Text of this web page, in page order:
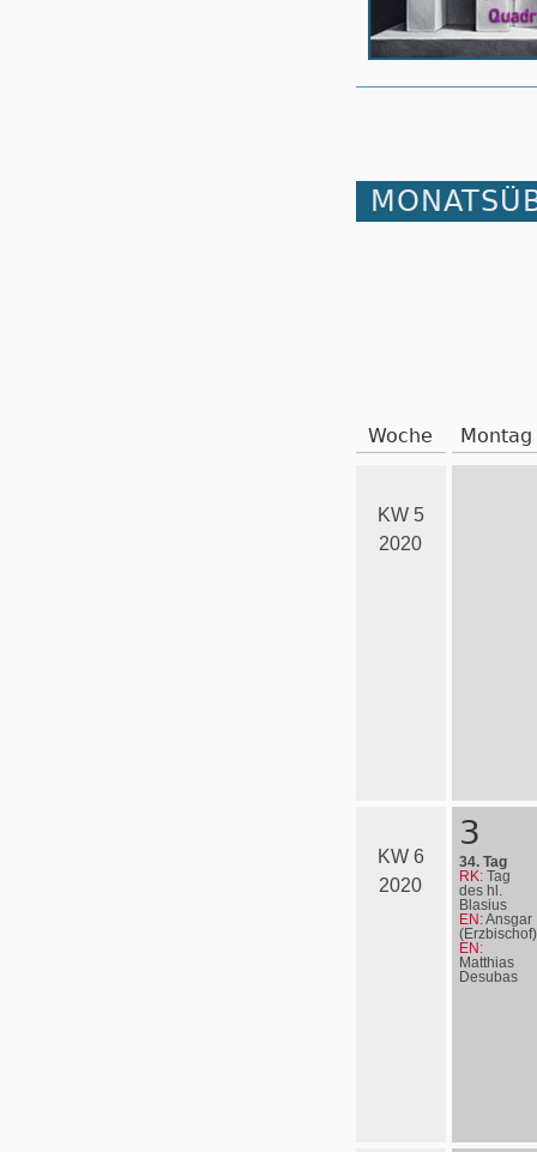
Woche Montag
KW 5
2020
KW 6
2020
3
34. Tag
RK: Tag
des hl.
Blasius
EN:Ansgar
(Erzbischof)
EN:
Matthias
Desubas